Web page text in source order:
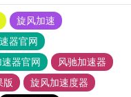
旋风加速
器官网
器官网
风驰加速器
版
旋风加速度器